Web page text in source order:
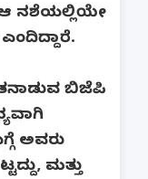
ಆ ನಶೆಯಲ್ಲಿಯೇ
ಬಿಜೆಪಿ
ಅವರು
ಮತ್ತು